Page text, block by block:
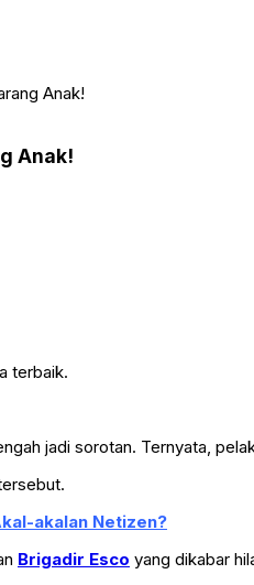
Anak!
Anak!
terbaik.
jadi sorotan. Ternyata,
akalan Netizen?
Brigadir Esco yang dikabar